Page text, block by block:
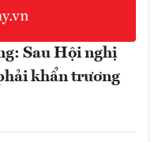
Sau Hội nghị
khẩn trương